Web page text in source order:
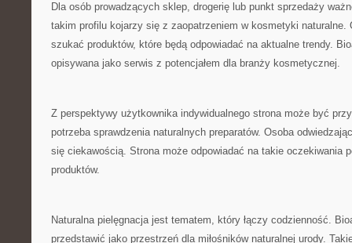
Dla osób prowadzących sklep, drogerię lub punkt sprzedaży
takim profilu kojarzy się z zaopatrzeniem w kosmetyki naturalne.
szukać produktów, które będą odpowiadać na aktualne trendy.
opisywana jako serwis z potencjałem dla branży kosmetycznej.
Z perspektywy użytkownika indywidualnego strona może być
potrzeba sprawdzenia naturalnych preparatów. Osoba
się ciekawością. Strona może odpowiadać na takie oczekiwania
produktów.
Naturalna pielęgnacja jest tematem, który łączy codzienność.
przedstawić jako przestrzeń dla miłośników naturalnej urody.